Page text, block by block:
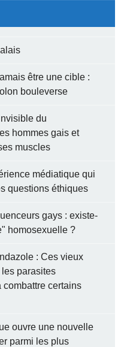
être une cible :
bouleverse
du
hommes gais et
muscles
médiatique qui
questions éthiques
gays : existe-
homosexuelle ?
: Ces vieux
parasites
combattre certains
ouvre une nouvelle
parmi les plus